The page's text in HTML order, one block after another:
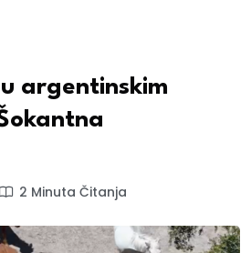
argentinskim
2 Minuta Čitanja